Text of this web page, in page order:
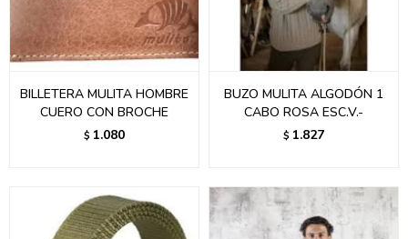
BILLETERA MULITA HOMBRE
CUERO CON BROCHE
$ 1.080
BUZO MULITA ALGODÓN 1
CABO ROSA ESC.V.-
$ 1.827